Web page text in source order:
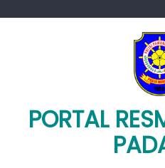
PORTAL